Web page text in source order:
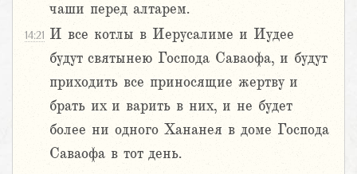
чаши перед алтарем.
14:21 И все котлы в Иерусалиме и Иудее
будут святынею Господа Саваофа, и будут
приходить все приносящие жертву и
брать их и варить в них, и не будет
более ни одного Хананея в доме Господа
Саваофа в тот день.